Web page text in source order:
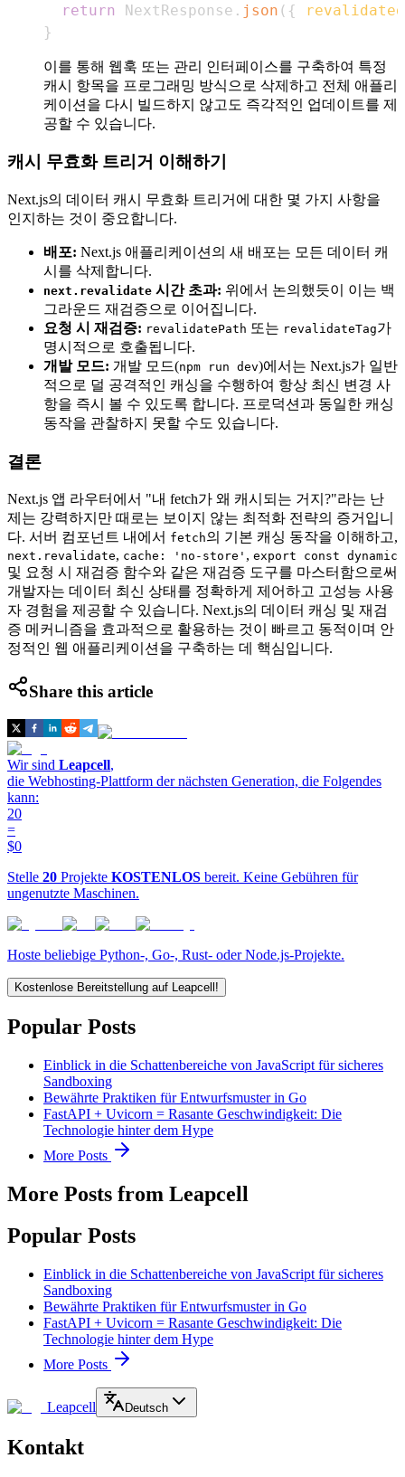
return NextResponse . json ( {
revalidated
}
이를 통해 웹훅 또는 관리 인터페이스를 구축하여 특정
캐시 항목을 프로그래밍 방식으로 삭제하고 전체 애플리
케이션을 다시 빌드하지 않고도 즉각적인 업데이트를 제
공할 수 있습니다.
캐시 무효화 트리거 이해하기
Next.js의 데이터 캐시 무효화 트리거에 대한 몇 가지 사항을
인지하는 것이 중요합니다.
배포: Next.js 애플리케이션의 새 배포는 모든 데이터 캐
시를 삭제합니다.
next.revalidate 시간 초과: 위에서 논의했듯이 이는 백
그라운드 재검증으로 이어집니다.
요청 시 재검증: revalidatePath 또는 revalidateTag가
명시적으로 호출됩니다.
개발 모드: 개발 모드(npm run dev)에서는 Next.js가 일반
적으로 덜 공격적인 캐싱을 수행하여 항상 최신 변경 사
항을 즉시 볼 수 있도록 합니다. 프로덕션과 동일한 캐싱
동작을 관찰하지 못할 수도 있습니다.
결론
Next.js 앱 라우터에서 "내 fetch가 왜 캐시되는 거지?"라는 난
제는 강력하지만 때로는 보이지 않는 최적화 전략의 증거입니
다. 서버 컴포넌트 내에서 fetch의 기본 캐싱 동작을 이해하고,
next.revalidate, cache: 'no-store' , export const dynamic
및 요청 시 재검증 함수와 같은 재검증 도구를 마스터함으로써
개발자는 데이터 최신 상태를 정확하게 제어하고 고성능 사용
자 경험을 제공할 수 있습니다. Next.js의 데이터 캐싱 및 재검
증 메커니즘을 효과적으로 활용하는 것이 빠르고 동적이며 안
정적인 웹 애플리케이션을 구축하는 데 핵심입니다.
Share this article
Wir sind Leapcell,
die Webhosting-Plattform der nächsten Generation, die Folgendes
kann:
20
=
$0
Stelle 20 Projekte KOSTENLOS bereit. Keine Gebühren für
ungenutzte Maschinen.
Hoste beliebige Python-, Go-, Rust- oder Node.js-Projekte.
Kostenlose Bereitstellung auf Leapcell!
Popular Posts
Einblick in die Schattenbereiche von JavaScript für sicheres
Sandboxing
Bewährte Praktiken für Entwurfsmuster in Go
FastAPI + Uvicorn = Rasante Geschwindigkeit: Die
Technologie hinter dem Hype
More Posts
More Posts from Leapcell
Popular Posts
Einblick in die Schattenbereiche von JavaScript für sicheres
Sandboxing
Bewährte Praktiken für Entwurfsmuster in Go
FastAPI + Uvicorn = Rasante Geschwindigkeit: Die
Technologie hinter dem Hype
More Posts
Leapcell Deutsch
Kontakt